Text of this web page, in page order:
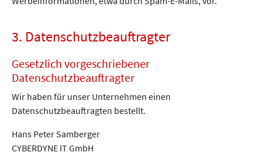
3. Datenschutzbeauftragter
Gesetzlich vorgeschriebener
Datenschutzbeauftragter
Wir haben für unser Unternehmen einen
Datenschutzbeauftragten bestellt.
Hans Peter Samberger
CYBERDYNE IT GmbH